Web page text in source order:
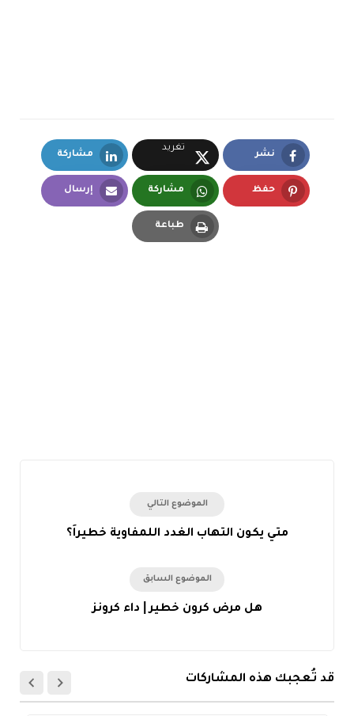
نشر
Facebook
تغريد
X.com
مشاركة
LinkedIn
حفظ مشاركة
Whatsapp
إرسال
طباعة
الموضوع التالي
متي يكون التهاب الغدد اللمفاوية خطيراً؟
الموضوع السابق
هل مرض كرون خطير | داء كرونز
قد تُعجبك هذه المشاركات